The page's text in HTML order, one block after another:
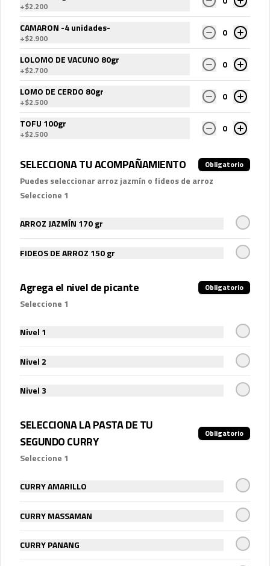
$800
Porción extra Picante
Porción extra Salsa
$800
Porción extra Salsa Chilli
$800
(50ml)
Porción extra camarón
3 unidades extra
+$2.200
CAMARON -4 unidades-
+$2.900 0
LOLOMO DE VACUNO 80gr
+$2.700 0
LOMO DE CERDO 80gr
+$2.500 0
TOFU 100gr
+$2.500 0
SELECCIONA TU ACOMPAÑAMIENTO Obligatorio
Puedes seleccionar arroz jazmín o fideos de arroz
Seleccione 1
ARROZ JAZMÍN 170 gr
FIDEOS DE ARROZ 150 gr
Agrega el nivel de picante Obligatorio
Seleccione 1
Nivel 1
Nivel 2
Nivel 3
SELECCIONA LA PASTA DE TU
SEGUNDO CURRY
Obligatorio
Seleccione 1
CURRY AMARILLO
CURRY MASSAMAN
CURRY PANANG